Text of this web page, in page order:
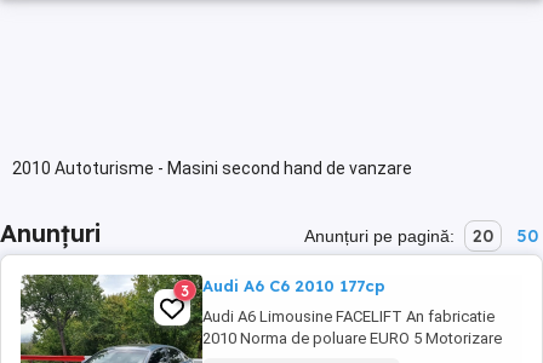
2010 Autoturisme - Masini second hand de vanzare
Anunțuri Anunțuri pe pagină: 20 50
3 Audi A6 C6 2010 177cp
Audi A6 Limousine FACELIFT An fabricatie
2010 Norma de poluare EURO 5 Motorizare